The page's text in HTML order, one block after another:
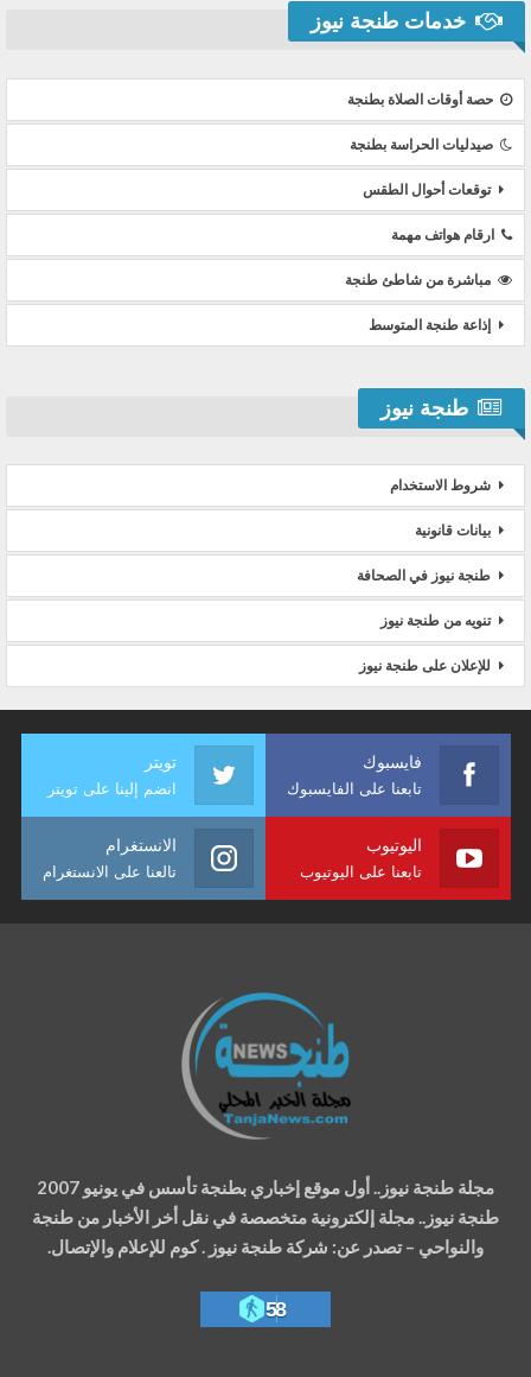
خدمات طنجة نيوز
حصة أوقات الصلاة بطنجة
صيدليات الحراسة بطنجة
توقعات أحوال الطقس
ارقام هواتف مهمة
مباشرة من شاطئ طنجة
إذاعة طنجة المتوسط
طنجة نيوز
شروط الاستخدام
بيانات قانونية
طنجة نيوز في الصحافة
تنويه من طنجة نيوز
للإعلان على طنجة نيوز
فايسبوك
تابعنا على الفايسبوك
تويتر
انضم إلينا على تويتر
اليوتيوب
تابعنا على اليوتيوب
الانستغرام
تالعنا على الانستغرام
مجلة طنجة نيوز.. أول موقع إخباري بطنجة تأسس في يونيو 2007
طنجة نيوز.. مجلة إلكترونية متخصصة في نقل أخر الأخبار من طنجة
والنواحي – تصدر عن: شركة طنجة نيوز . كوم للإعلام والإتصال.
58